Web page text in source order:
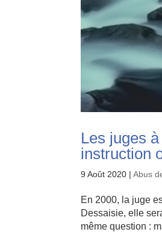
Les juges
instruction
9 Août 2020 |Abus
En 2000, la juge
Dessaisie, elle
même question :